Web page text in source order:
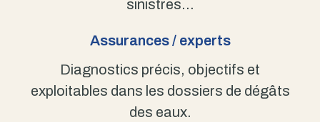
sinistres…
Assurances / experts
Diagnostics précis, objectifs et
exploitables dans les dossiers de dégâts
des eaux.